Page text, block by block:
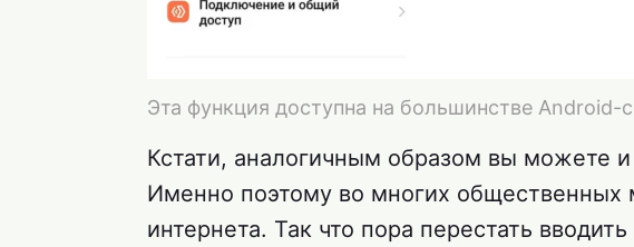
Эта функция доступна на большинстве Android-
Кстати, аналогичным образом вы можете
Именно поэтому во многих общественных
интернета. Так что пора перестать